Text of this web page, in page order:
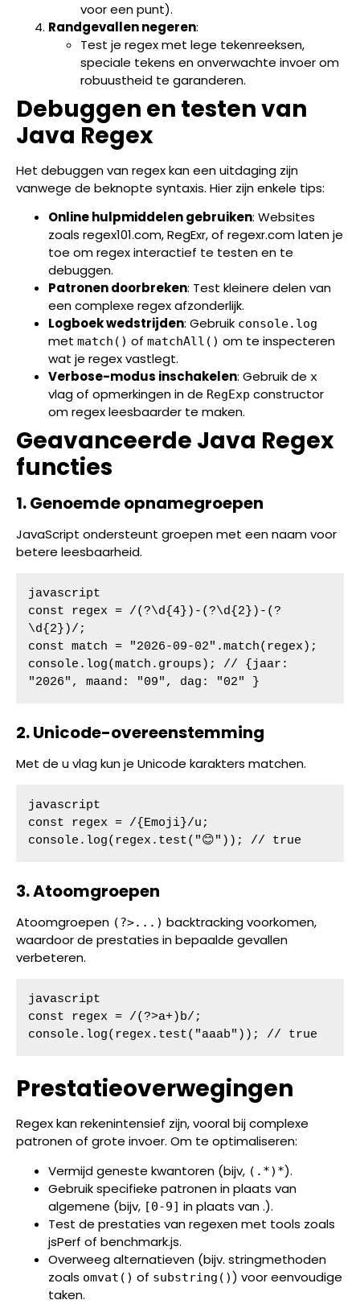
voor een punt).
Randgevallen negeren:
Test je regex met lege tekenreeksen,
speciale tekens en onverwachte invoer om
robuustheid te garanderen.
Debuggen en testen van
Java Regex
Het debuggen van regex kan een uitdaging zijn
vanwege de beknopte syntaxis. Hier zijn enkele tips:
Online hulpmiddelen gebruiken: Websites
zoals regex101.com, RegExr, of regexr.com laten je
toe om regex interactief te testen en te
debuggen.
Patronen doorbreken: Test kleinere delen van
een complexe regex afzonderlijk.
Logboek wedstrijden: Gebruik console.log
met match() of matchAll() om te inspecteren
wat je regex vastlegt.
Verbose-modus inschakelen: Gebruik de x
vlag of opmerkingen in de RegExp constructor
om regex leesbaarder te maken.
Geavanceerde Java Regex
functies
1. Genoemde opnamegroepen
JavaScript ondersteunt groepen met een naam voor
betere leesbaarheid.
javascript
const regex = /(?\d{4})-(?\d{2})-(?
\d{2})/;
const match = "2026-09-02".match(regex);
console.log(match.groups); // {jaar:
"2026", maand: "09", dag: "02" }
2. Unicode-overeenstemming
Met de u vlag kun je Unicode karakters matchen.
javascript
const regex = /{Emoji}/u;
console.log(regex.test("😊")); // true
3. Atoomgroepen
Atoomgroepen (?>...) backtracking voorkomen,
waardoor de prestaties in bepaalde gevallen
verbeteren.
javascript
const regex = /(?>a+)b/;
console.log(regex.test("aaab")); // true
Prestatieoverwegingen
Regex kan rekenintensief zijn, vooral bij complexe
patronen of grote invoer. Om te optimaliseren:
Vermijd geneste kwantoren (bijv, (.*)*).
Gebruik specifieke patronen in plaats van
algemene (bijv, [0-9] in plaats van .).
Test de prestaties van regexen met tools zoals
jsPerf of benchmark.js.
Overweeg alternatieven (bijv. stringmethoden
zoals omvat() of substring()) voor eenvoudige
taken.